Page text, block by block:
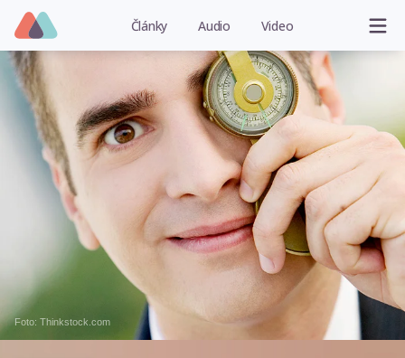
Články Audio Video
Foto: Thinkstock.com